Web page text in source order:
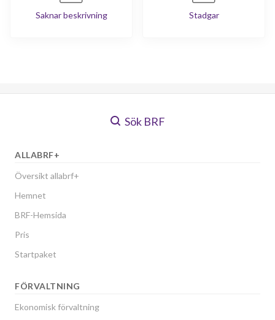
Saknar beskrivning Stadgar
Sök BRF
ALLABRF+
Översikt allabrf+
Hemnet
BRF-Hemsida
Pris
Startpaket
FÖRVALTNING
Ekonomisk förvaltning